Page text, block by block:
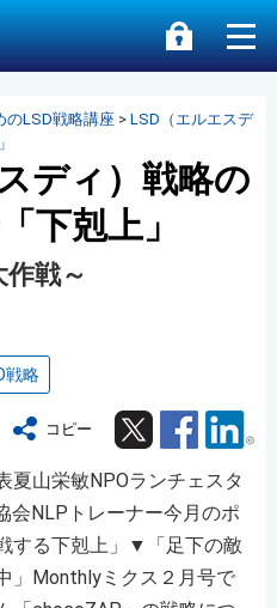
のLSD戦略講座> LSD（エルエスデ
ディ）戦略の
下剋上」
戦～
戦略
コピー Twitter Facebook
夏山栄敏NPOランチェスタ
会NLPトレーナー今月のポ
する下剋上」▼「足下の敵
」Monthlyミクス２月号で